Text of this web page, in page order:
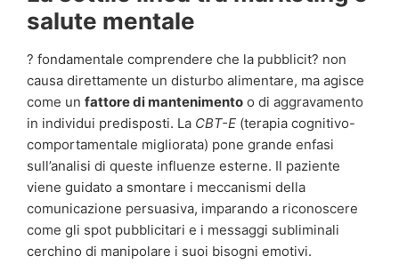
salute mentale
? fondamentale comprendere che la pubblicit? non
causa direttamente un disturbo alimentare, ma agisce
come un fattore di mantenimento o di aggravamento
in individui predisposti. La CBT-E (terapia cognitivo-
comportamentale migliorata) pone grande enfasi
sull’analisi di queste influenze esterne. Il paziente
viene guidato a smontare i meccanismi della
comunicazione persuasiva, imparando a riconoscere
come gli spot pubblicitari e i messaggi subliminali
cerchino di manipolare i suoi bisogni emotivi.